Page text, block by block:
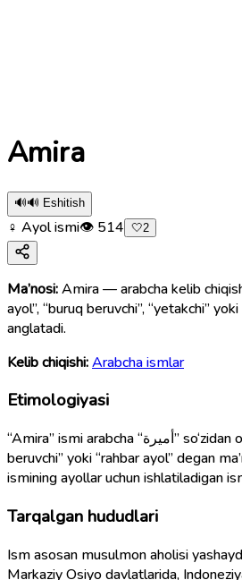
Amira
🔊🔊 Eshitish
♀ Ayol ismi👁 514 🤍2
Ma’nosi:Amira — arabcha kelib
ayol”, “buruq beruvchi”, “yetakchi”
anglatadi.
Kelib chiqishi:Arabcha ismlar
Etimologiyasi
“Amira” ismi arabcha “أميرة” so‘zidan olingan bo‘lib, “buyruq
beruvchi” yoki “rahbar ayol” degan
ismining ayollar uchun ishlatiladigan
Tarqalgan hududlari
Ism asosan musulmon aholisi
Markaziy Osiyo davlatlarida,